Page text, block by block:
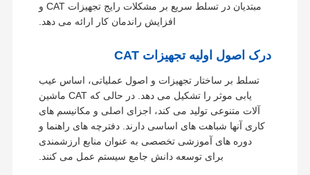
مبتدیان در تسلط سریع بر مشکلات رایج تجهیزات CAT و
افزایش راندمان کار ارائه می دهد.
درک اصول اولیه تجهیزات CAT
تسلط بر ساختار تجهیزات و اصول عملیاتی، اساس عیب
یابی موثر را تشکیل می دهد. در حالی که CAT ماشین
آلات متنوعی تولید می کند، اجزای اصلی و مکانیسم های
کاری آنها شباهت های اساسی دارند. دفترچه های راهنما و
دوره های آموزشی تخصصی به عنوان منابع ارزشمندی
برای توسعه دانش جامع سیستم عمل می کنند.